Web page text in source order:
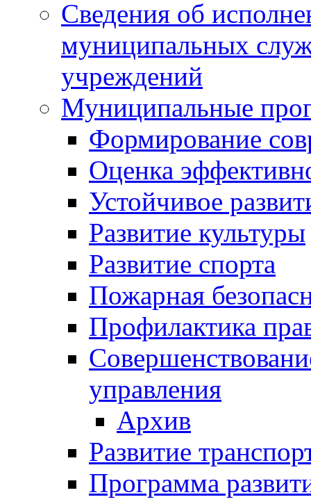
Сведения об
муниципальных
учреждений
Муниципальные
Формирование
Оценка
Устойчивое
Развитие культуры
Развитие спорта
Пожарная
Профилактика
управления
Архив
Развитие
Программа